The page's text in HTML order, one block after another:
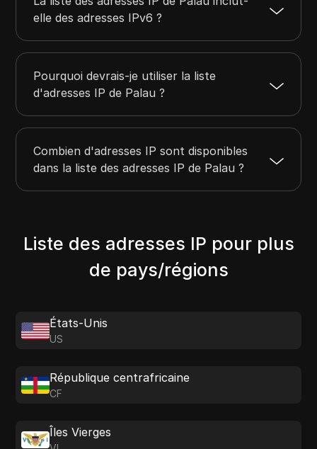
elle des adresses IPv6 ?
Pourquoi devrais-je utiliser la liste
d'adresses IP de Palau ?
Combien d'adresses IP sont disponibles
dans la liste des adresses IP de Palau ?
Liste des adresses IP pour plus
de pays/régions
États-Unis
US
République centrafricaine
CF
Îles Vierges